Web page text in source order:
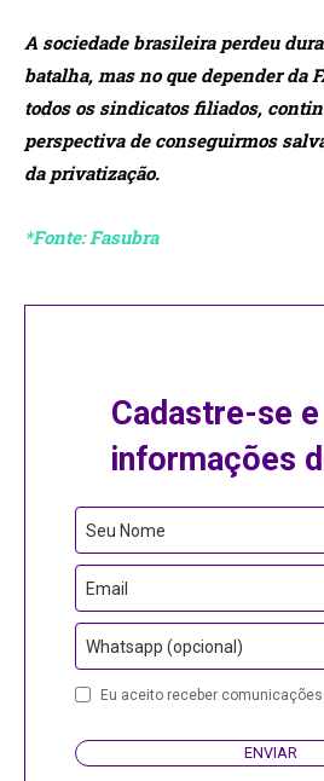
A sociedade brasileira perdeu
batalha, mas no que depender da
todos os sindicatos filiados,
perspectiva de conseguirmos
da privatização.
*Fonte: Fasubra
Cadastre-se
informações
Business
Email
Seu Nome
Email
Whatsapp (opcional)
Eu aceito receber comunicações
ENVIAR